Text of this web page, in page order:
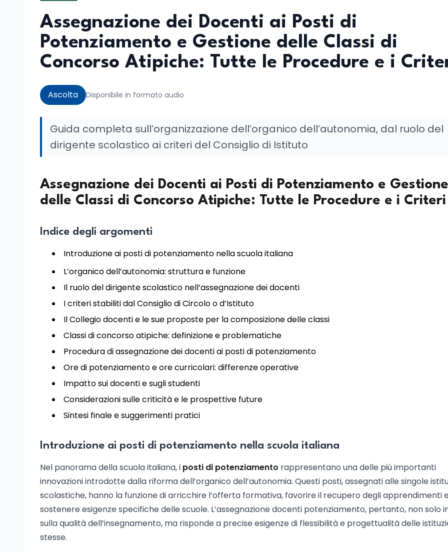
Assegnazione dei Docenti ai Posti di
Potenziamento e Gestione delle Classi di
Concorso Atipiche: Tutte le Procedure e i
Ascolta Disponibile in formato audio
Guida completa sull’organizzazione dell’organico dell’autonomia, dal ruolo del
dirigente scolastico ai criteri del Consiglio di Istituto
Assegnazione dei Docenti ai Posti di Potenziamento e Gestione
delle Classi di Concorso Atipiche: Tutte le Procedure e i Criteri
Indice degli argomenti
Introduzione ai posti di potenziamento nella scuola italiana
L’organico dell’autonomia: struttura e funzione
Il ruolo del dirigente scolastico nell’assegnazione dei docenti
I criteri stabiliti dal Consiglio di Circolo o d’Istituto
Il Collegio docenti e le sue proposte per la composizione delle classi
Classi di concorso atipiche: definizione e problematiche
Procedura di assegnazione dei docenti ai posti di potenziamento
Ore di potenziamento e ore curricolari: differenze operative
Impatto sui docenti e sugli studenti
Considerazioni sulle criticità e le prospettive future
Sintesi finale e suggerimenti pratici
Introduzione ai posti di potenziamento nella scuola italiana
Nel panorama della scuola italiana, i posti di potenziamento rappresentano una delle più importanti
innovazioni introdotte dalla riforma dell’organico dell’autonomia. Questi posti, assegnati alle singole
scolastiche, hanno la funzione di arricchire l’offerta formativa, favorire il recupero degli apprendimenti
sostenere esigenze specifiche delle scuole. L’assegnazione docenti potenziamento, pertanto, non solo
sulla qualità dell’insegnamento, ma risponde a precise esigenze di flessibilità e progettualità delle
stesse.